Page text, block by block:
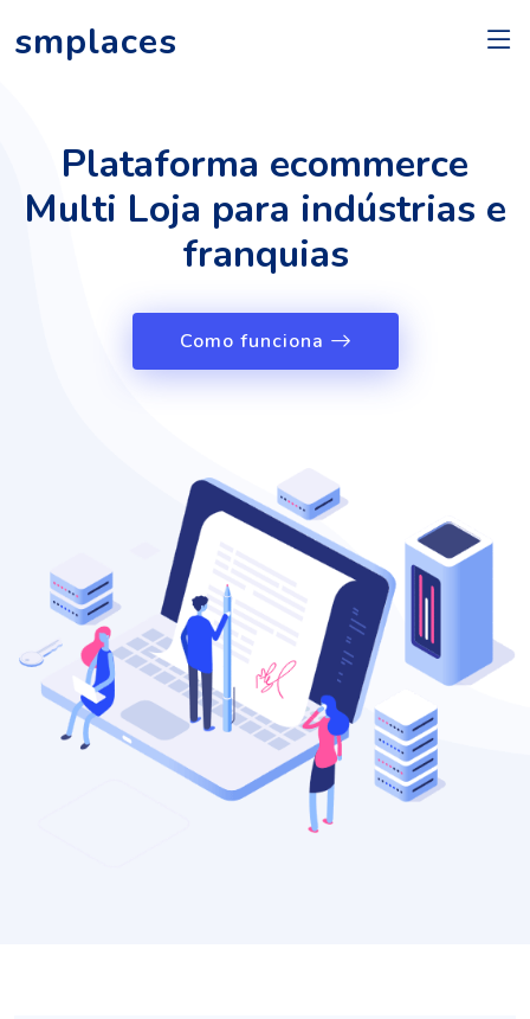
smplaces
Plataforma ecommerce
Multi Loja para indústrias e
franquias
Como funciona